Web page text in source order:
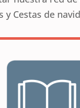
y Cestas de